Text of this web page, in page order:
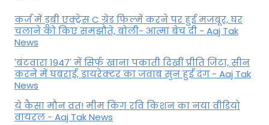
कर्ज में डूबी एक्ट्रेस C ग्रेड फिल्में करने पर हुई मजबूर, घर
चलाने को किए समझौते, बोली- आत्मा बेच दी - Aaj Tak
News
'बंटवारा 1947' में सिर्फ खाना पकाती दिखीं प्रीति जिंटा, सीन
करने में घबराईं, डायरेक्टर का जवाब सुन हुईं दंग - Aaj Tak
News
ये कैसा मौन व्रत! मीम किंग रवि किशन का नया वीडियो
वायरल - Aaj Tak News